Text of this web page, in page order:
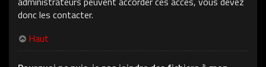
donc les contacter.
Haut